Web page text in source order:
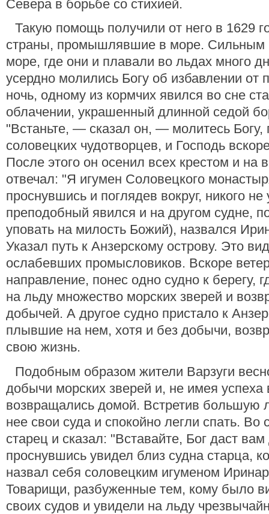
Севера в борьбе со стихией.
Такую помощь получили от него в 1629
страны, промышлявшие в море. Сильным
море, где они и плавали во льдах много
усердно молились Богу об избавлении от
ночь, одному из кормчих явился во сне
облачении, украшенный длинной седой
"Встаньте, — сказал он, — молитесь
соловецких чудотворцев, и Господь
После этого он осенил всех крестом и на
отвечал: "Я игумен Соловецкого
проснувшись и поглядев вокруг, никого
преподобный явился и на другом судне,
уповать на милость Божий), назвался
Указал путь к Анзерскому острову. Это
ослабевших промысловиков. Вскоре
направление, понес одно судно к берегу,
на льду множество морских зверей и
добычей. А другое судно пристало к
плывшие на нем, хотя и без добычи,
свою жизнь.
Подобным образом жители Варзуги
добычи морских зверей и, не имея
возвращались домой. Встретив большую
нее свои суда и спокойно легли спать. Во
старец и сказал: "Вставайте, Бог даст
проснувшись увидел близ судна старца,
назвал себя соловецким игуменом
Товарищи, разбуженные тем, кому было
своих судов и увидели на льду